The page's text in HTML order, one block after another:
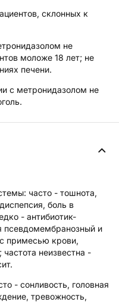
склонных к
не
моложе 18 лет; не
печени.
с метронидазолом не
часто - тошнота,
боль в
- антибиотик-
псевдомембранозный и
примесью крови,
неизвестна -
- сонливость, головная
тревожность,